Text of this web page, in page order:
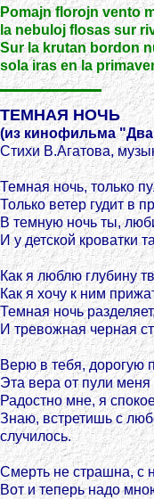
Pomajn florojn vento
la nebuloj flosas sur
Sur la krutan bordon
sola iras en la
ТЕМНАЯ НОЧЬ
(из кинофильма
Стихи В.Агатова,
Темная ночь, только
Только ветер гудит в
В темную ночь ты,
И у детской кроватки
Как я люблю глубину
Как я хочу к ним
Темная ночь
И тревожная черная
Верю в тебя, дорогую
Эта вера от пули
Радостно мне, я
Знаю, встретишь с
случилось.
Смерть не страшна, с
Вот и теперь надо